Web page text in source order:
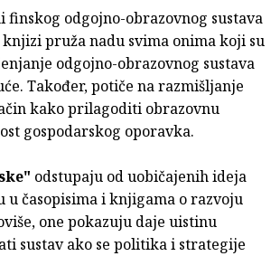
finskog odgojno-obrazovnog sustava
pruža nadu svima onima koji su
odgojno-obrazovnog sustava
Također, potiče na razmišljanje
kako prilagoditi obrazovnu
gospodarskog oporavka.
odstupaju od uobičajenih ideja
u časopisima i knjigama o razvoju
one pokazuju daje uistinu
sustav ako se politika i strategije